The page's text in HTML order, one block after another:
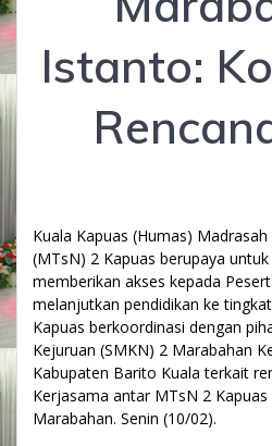
Istanto:
Kuala Kapuas (Humas)
(MTsN) 2 Kapuas berupaya
memberikan akses kepada
melanjutkan pendidikan ke
Kapuas berkoordinasi dengan
Kejuruan (SMKN) 2 Marabahan
Kabupaten Barito Kuala terkait
Kerjasama antar MTsN 2 Kapuas
Marabahan. Senin (10/02).